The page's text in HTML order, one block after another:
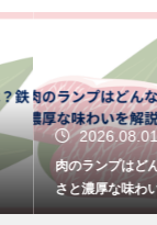
2026.08.01
肉のランプはどんな
さと濃厚な味わいを